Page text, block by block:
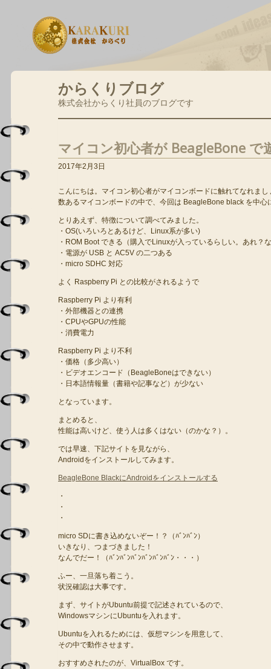
からくりブログ
株式会社からくり社員のブログです
マイコン初心者が BeagleBone で
2017年2月3日
こんにちは。マイコン初心者がマイコンボードに触れてなれま
数あるマイコンボードの中で、今回は BeagleBone black を中心
とりあえず、特徴について調べてみました。
・OS(いろいろとあるけど、Linux系が多い)
・ROM Boot できる（購入でLinuxが入っているらしい。あれ？
・電源が USB と AC5V の二つある
・micro SDHC 対応
よく Raspberry Pi との比較がされるようで
Raspberry Pi より有利
・外部機器との連携
・CPUやGPUの性能
・消費電力
Raspberry Pi より不利
・価格（多少高い）
・ビデオエンコード（BeagleBoneはできない）
・日本語情報量（書籍や記事など）が少ない
となっています。
まとめると、
性能は高いけど、使う人は多くはない（のかな？）。
では早速、下記サイトを見ながら、
Androidをインストールしてみます。
BeagleBone BlackにAndroidをインストールする
・
・
・
micro SDに書き込めないぞー！？（ﾊﾞﾝﾊﾞﾝ）
いきなり、つまづきました！
なんでだー！（ﾊﾞﾝﾊﾞﾝﾊﾞﾝﾊﾞﾝﾊﾞﾝﾊﾞﾝ・・・）
ふー、一旦落ち着こう。
状況確認は大事です。
まず、サイトがUbuntu前提で記述されているので、
WindowsマシンにUbuntuを入れます。
Ubuntuを入れるためには、仮想マシンを用意して、
その中で動作させます。
おすすめされたのが、VirtualBox です。